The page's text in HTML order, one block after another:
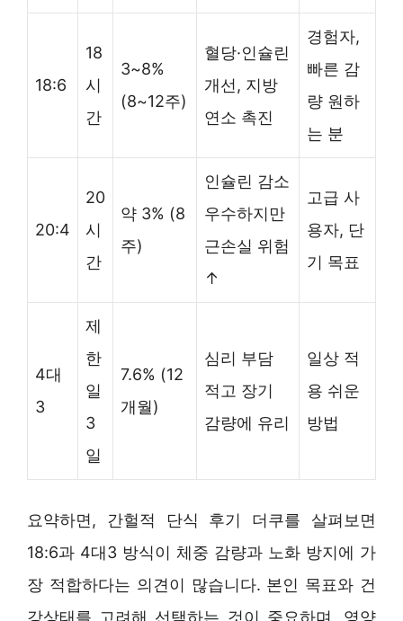
18:6
18
시
간
3~8%
(8~12주)
혈당·인슐린
개선, 지방
연소 촉진
경험자,
빠른 감
량 원하
는 분
20:4
20
시
간
약 3% (8
주)
인슐린 감소
우수하지만
근손실 위험
↑
고급 사
용자, 단
기 목표
4대
3
제
한
일
3
일
7.6% (12
개월)
심리 부담
적고 장기
감량에 유리
일상 적
용 쉬운
방법
요약하면, 간헐적 단식 후기 더쿠를 살펴보면
18:6과 4대3 방식이 체중 감량과 노화 방지에 가
장 적합하다는 의견이 많습니다. 본인 목표와 건
강상태를 고려해 선택하는 것이 중요하며, 영양